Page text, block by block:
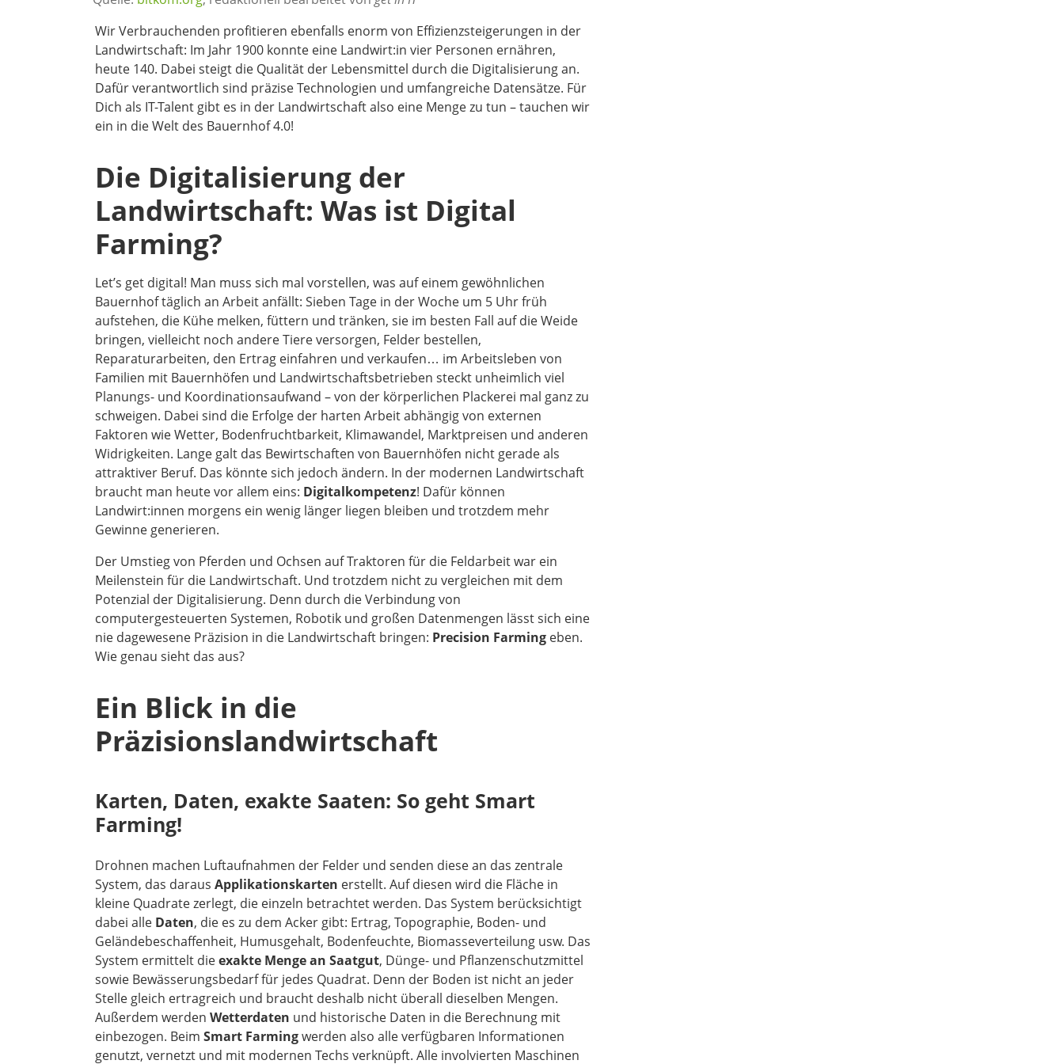
Wir Verbrauchenden profitieren ebenfalls enorm von Effizienzsteigerungen in der
Landwirtschaft: Im Jahr 1900 konnte eine Landwirt:in vier Personen ernähren,
heute 140. Dabei steigt die Qualität der Lebensmittel durch die Digitalisierung an.
Dafür verantwortlich sind präzise Technologien und umfangreiche Datensätze. Für
Dich als IT-Talent gibt es in der Landwirtschaft also eine Menge zu tun – tauchen wir
ein in die Welt des Bauernhof 4.0!
Die Digitalisierung der
Landwirtschaft: Was ist Digital
Farming?
Let’s get digital! Man muss sich mal vorstellen, was auf einem gewöhnlichen
Bauernhof täglich an Arbeit anfällt: Sieben Tage in der Woche um 5 Uhr früh
aufstehen, die Kühe melken, füttern und tränken, sie im besten Fall auf die Weide
bringen, vielleicht noch andere Tiere versorgen, Felder bestellen,
Reparaturarbeiten, den Ertrag einfahren und verkaufen… im Arbeitsleben von
Familien mit Bauernhöfen und Landwirtschaftsbetrieben steckt unheimlich viel
Planungs- und Koordinationsaufwand – von der körperlichen Plackerei mal ganz zu
schweigen. Dabei sind die Erfolge der harten Arbeit abhängig von externen
Faktoren wie Wetter, Bodenfruchtbarkeit, Klimawandel, Marktpreisen und anderen
Widrigkeiten. Lange galt das Bewirtschaften von Bauernhöfen nicht gerade als
attraktiver Beruf. Das könnte sich jedoch ändern. In der modernen Landwirtschaft
braucht man heute vor allem eins: Digitalkompetenz! Dafür können
Landwirt:innen morgens ein wenig länger liegen bleiben und trotzdem mehr
Gewinne generieren.
Der Umstieg von Pferden und Ochsen auf Traktoren für die Feldarbeit war ein
Meilenstein für die Landwirtschaft. Und trotzdem nicht zu vergleichen mit dem
Potenzial der Digitalisierung. Denn durch die Verbindung von
computergesteuerten Systemen, Robotik und großen Datenmengen lässt sich eine
nie dagewesene Präzision in die Landwirtschaft bringen: Precision Farming eben.
Wie genau sieht das aus?
Ein Blick in die
Präzisionslandwirtschaft
Karten, Daten, exakte Saaten: So geht Smart
Farming!
Drohnen machen Luftaufnahmen der Felder und senden diese an das zentrale
System, das daraus Applikationskarten erstellt. Auf diesen wird die Fläche in
kleine Quadrate zerlegt, die einzeln betrachtet werden. Das System berücksichtigt
dabei alle Daten, die es zu dem Acker gibt: Ertrag, Topographie, Boden- und
Geländebeschaffenheit, Humusgehalt, Bodenfeuchte, Biomasseverteilung usw. Das
System ermittelt die exakte Menge an Saatgut, Dünge- und Pflanzenschutzmittel
sowie Bewässerungsbedarf für jedes Quadrat. Denn der Boden ist nicht an jeder
Stelle gleich ertragreich und braucht deshalb nicht überall dieselben Mengen.
Außerdem werden Wetterdaten und historische Daten in die Berechnung mit
einbezogen. Beim Smart Farming werden also alle verfügbaren Informationen
genutzt, vernetzt und mit modernen Techs verknüpft. Alle involvierten Maschinen